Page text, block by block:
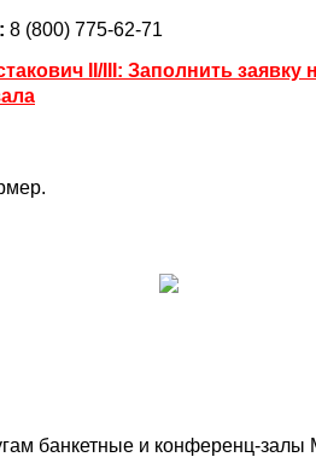
8 (800) 775-62-71
II/III: Заполнить заявку
банкетные и конференц-залы